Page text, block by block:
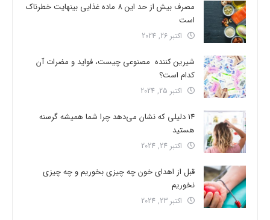
مصرف بیش از حد این 8 ماده غذایی بینهایت خطرناک
است
اکتبر 26, 2024
شیرین کننده مصنوعی چیست، فواید و مضرات آن
کدام است؟
اکتبر 25, 2024
14 دلیلی که نشان می‌دهد چرا شما همیشه گرسنه
هستید
اکتبر 24, 2024
قبل از اهدای خون چه چیزی بخوریم و چه چیزی
نخوریم
اکتبر 23, 2024